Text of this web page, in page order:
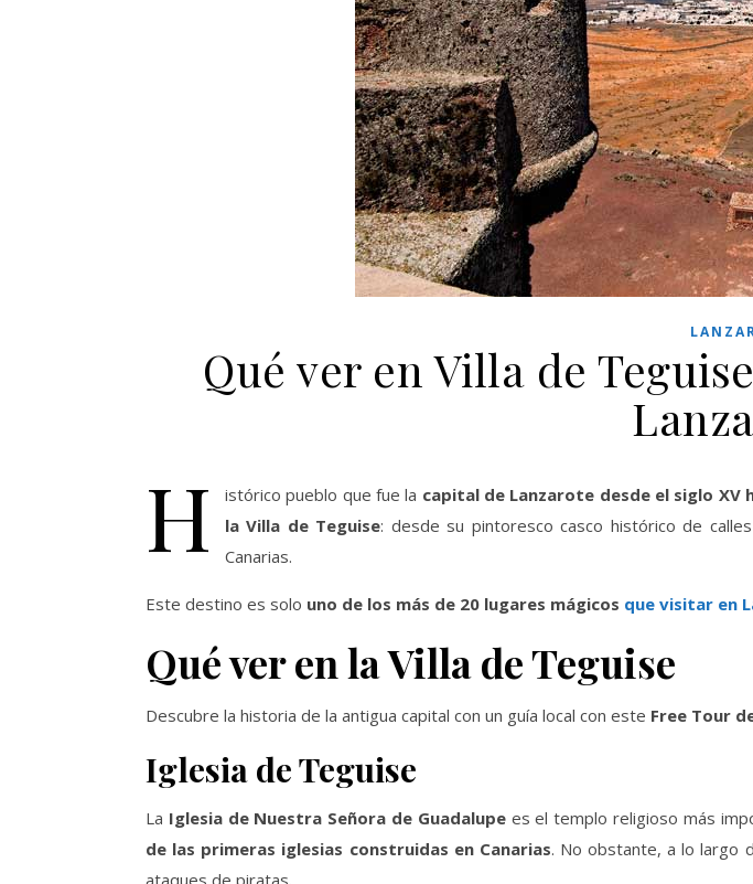
Qué ver en Villa de
H istórico pueblo que fue la capital de Lanzarote desde el siglo XV
la Villa de Teguise: desde su pintoresco casco histórico de
Canarias.
Este destino es solo uno de los más de 20 lugares mágicos que visitar en
Qué ver en la Villa de Teguise
Descubre la historia de la antigua capital con un guía local con este Free Tour
Iglesia de Teguise
La Iglesia de Nuestra Señora de Guadalupees el templo religioso más
de las primeras iglesias construidas en Canarias. No obstante, a lo largo
ataques de piratas.